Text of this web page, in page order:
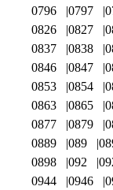
0796
0797
0826
0827
0837
0838
0846
0847
0853
0854
0863
0865
0877
0879
0889
089
0898
092
0944
0946